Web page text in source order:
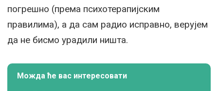
погрешно (према психотерапијским
правилима), а да сам радио исправно, верујем
да не бисмо урадили ништа.
Можда ће вас интересовати